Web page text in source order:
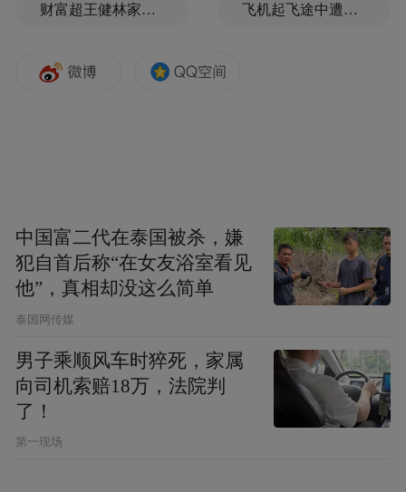
待、如何理解？观潮君一一采访了这19位同
城”，学子们就发现了抗战中很多不为人知的
故事。
会战中，8529名将士仅有83人生还的战斗经
历。
她说，当时日军带着火炮、机枪，还使用毒
财富超王健林家族，孙宇晨发文回应曾被王思聪羞辱“是个傻X” 飞机起飞途中遭雷击！航班滞留3小时临时换机
中国富二代在泰国被杀，嫌
犯自首后称“在女友浴室看见
他”，真相却没这么简单
泰国网传媒
男子乘顺风车时猝死，家属
向司机索赔18万，法院判
了！
第一现场